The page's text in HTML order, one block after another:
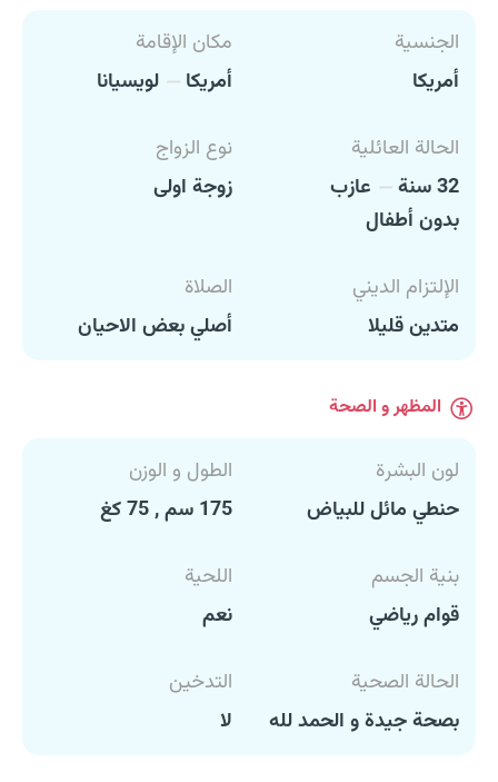
الجنسية
أمريكا
مكان الإقامة
أمريكا
لويسيانا
الحالة العائلية
32 سنة
عازب
بدون أطفال
نوع الزواج
زوجة اولى
الإلتزام الديني
متدين قليلا
الصلاة
أصلي بعض الاحيان
المظهر و الصحة
لون البشرة
حنطي مائل للبياض
الطول و الوزن
175 سم , 75 كغ
بنية الجسم
قوام رياضي
اللحية
نعم
الحالة الصحية
بصحة جيدة و الحمد لله
التدخين
لا